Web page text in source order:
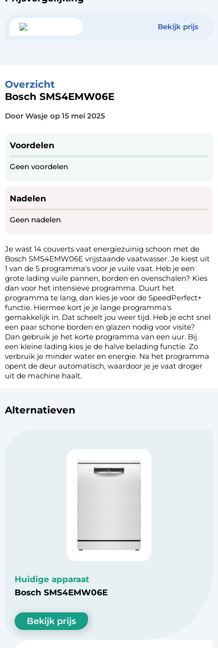
Bekijk prijs
Overzicht
Bosch SMS4EMW06E
Door Wasje op 15 mei 2025
Voordelen
Geen voordelen
Nadelen
Geen nadelen
Je wast 14 couverts vaat energiezuinig schoon met de
Bosch SMS4EMW06E vrijstaande vaatwasser. Je kiest uit
1 van de 5 programma's voor je vuile vaat. Heb je een
grote lading vuile pannen, borden en ovenschalen? Kies
dan voor het intensieve programma. Duurt het
programma te lang, dan kies je voor de SpeedPerfect+
functie. Hiermee kort je je lange programma's
gemakkelijk in. Dat scheelt jou weer tijd. Heb je echt snel
een paar schone borden en glazen nodig voor visite?
Dan gebruik je het korte programma van een uur. Bij
een kleine lading kies je de halve belading functie. Zo
verbruik je minder water en energie. Na het programma
opent de deur automatisch, waardoor je je vaat droger
uit de machine haalt.
Alternatieven
Huidige apparaat
Bosch SMS4EMW06E
Bekijk prijs